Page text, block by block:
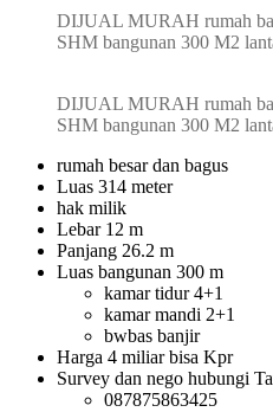
DIJUAL MURAH rumah
SHM bangunan 300 M2
DIJUAL MURAH rumah
SHM bangunan 300 M2
rumah besar dan bagus
Luas 314 meter
hak milik
Lebar 12 m
Panjang 26.2 m
Luas bangunan 300 m
kamar tidur 4+1
kamar mandi 2+1
bwbas banjir
Harga 4 miliar bisa Kpr
Survey dan nego hubungi
087875863425